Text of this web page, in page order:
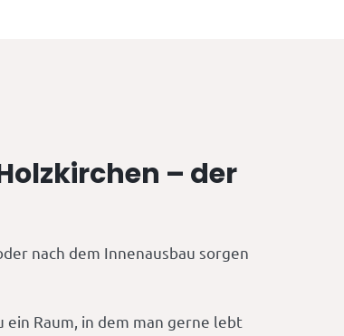
– der
nach dem Innenausbau sorgen
ein Raum, in dem man gerne lebt